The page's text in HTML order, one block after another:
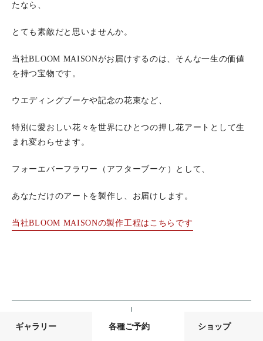
ギャラリー 各種ご予約 ショップ
たなら、
とても素敵だと思いませんか。
当社BLOOM MAISONがお届けするのは、そんな一生の価値
を持つ宝物です。
ウエディングブーケや記念の花束など、
特別に愛おしい花々を世界にひとつの押し花アートとして生
まれ変わらせます。
フォーエバーフラワー（アフターブーケ）として、
あなただけのアートを製作し、お届けします。
当社BLOOM MAISONの製作工程はこちらです
前の記事 次の記事